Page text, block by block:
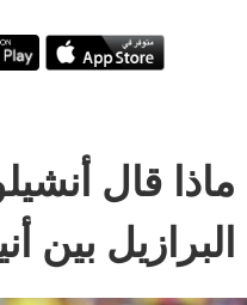
ماذا قال
البرازيل